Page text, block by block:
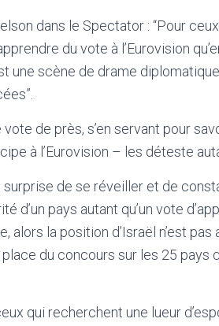
dans le Spectator : “Pour
du vote à l’Eurovision
une scène de drame
de près, s’en servant pour
à l’Eurovision – les déteste
de se réveiller et de
d’un pays autant qu’un vote
alors la position d’Israël n’est pas
du concours sur les 25 pays
qui recherchent une lueur